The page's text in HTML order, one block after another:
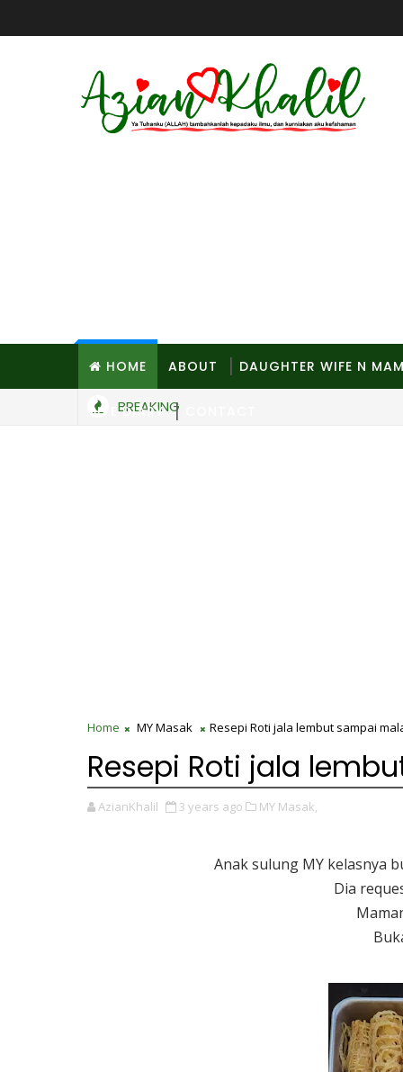
HOME ABOUT DAUGHTER WIFE N
SITE DIARY
BREAKING
Home MY Masak Resepi Roti jala lembut sampai
Resepi Roti jala
AzianKhalil 3 years ago MY Masak,
Anak sulung MY kelasnya
Dia